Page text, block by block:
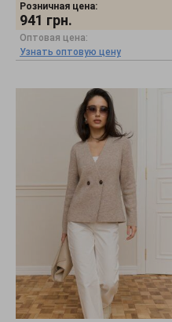
Розничная цена:
941 грн.
Оптовая цена:
Узнать оптовую цену